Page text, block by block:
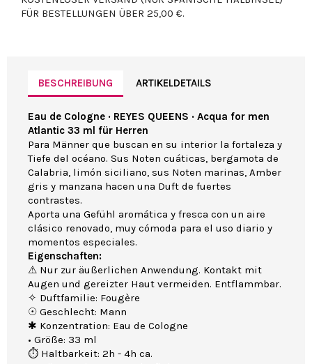
FÜR BESTELLUNGEN ÜBER 25,00 €.
BESCHREIBUNG ARTIKELDETAILS
Eau de Cologne · REYES QUEENS · Acqua for men
Atlantic 33 ml für Herren
Para Männer que buscan en su interior la fortaleza y
Tiefe del océano. Sus Noten cuáticas, bergamota de
Calabria, limón siciliano, sus Noten marinas, Amber
gris y manzana hacen una Duft de fuertes
contrastes.
Aporta una Gefühl aromática y fresca con un aire
clásico renovado, muy cómoda para el uso diario y
momentos especiales.
Eigenschaften:
⚠ Nur zur äußerlichen Anwendung. Kontakt mit
Augen und gereizter Haut vermeiden. Entflammbar.
✧ Duftfamilie: Fougère
☉ Geschlecht: Mann
✱ Konzentration: Eau de Cologne
• Größe: 33 ml
⏱ Haltbarkeit: 2h - 4h ca.